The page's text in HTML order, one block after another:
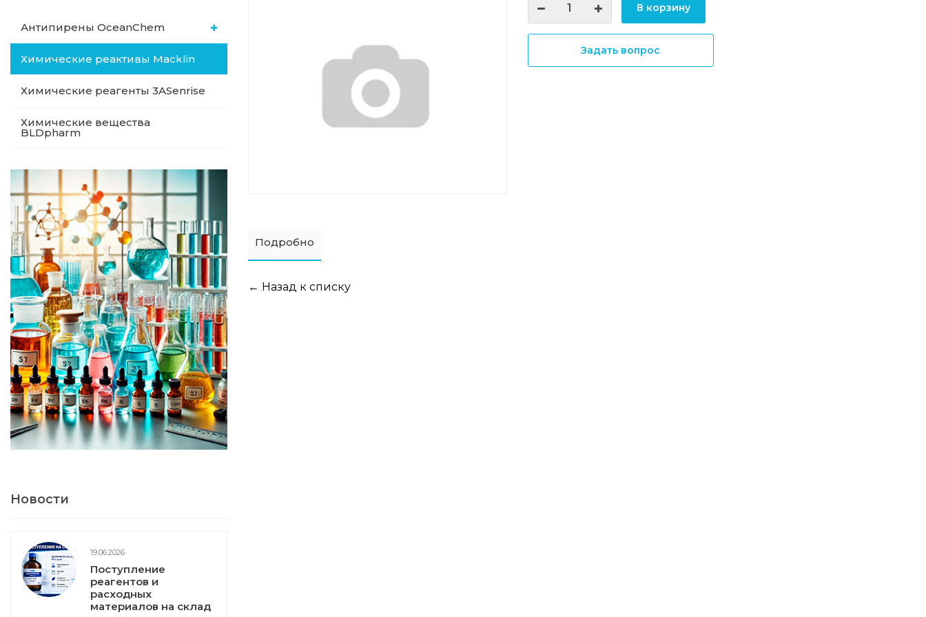
Антипирены OceanСhem
Химические реактивы Macklin
Химические реагенты 3ASenrise
Химические вещества
BLDpharm
Новости
19.06.2026
Поступление
реагентов и
расходных
материалов на склад
В корзину
Задать вопрос
Подробно
← Назад к списку